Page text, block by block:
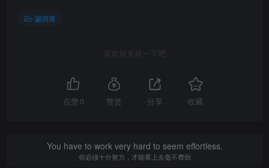
漏洞库
喜欢就支持一下吧
点赞 0 赞赏 分享 收藏
You have to work very hard to seem effortless.
你必须十分努力，才能看上去毫不费劲